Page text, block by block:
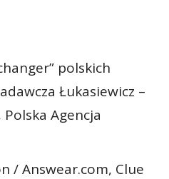
polskich
Łukasiewicz –
Agencja
/ Answear.com, Clue